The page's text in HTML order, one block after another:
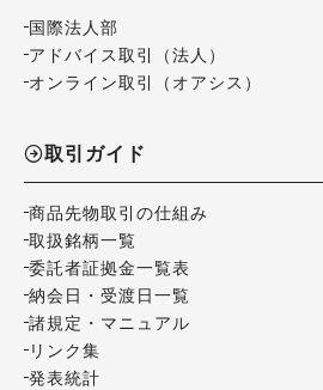
国際法人部
アドバイス取引（法人）
オンライン取引（オアシス）
取引ガイド
商品先物取引の仕組み
取扱銘柄一覧
委託者証拠金一覧表
納会日・受渡日一覧
諸規定・マニュアル
リンク集
発表統計